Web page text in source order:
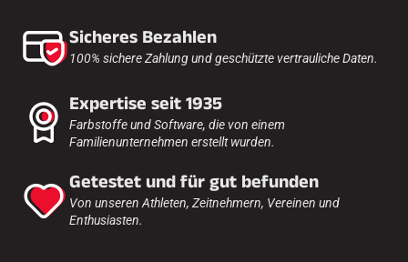
Sicheres Bezahlen
100% sichere Zahlung und geschützte vertrauliche Daten.
Expertise seit 1935
Farbstoffe und Software, die von einem
Familienunternehmen erstellt wurden.
Getestet und für gut befunden
Von unseren Athleten, Zeitnehmern, Vereinen und
Enthusiasten.